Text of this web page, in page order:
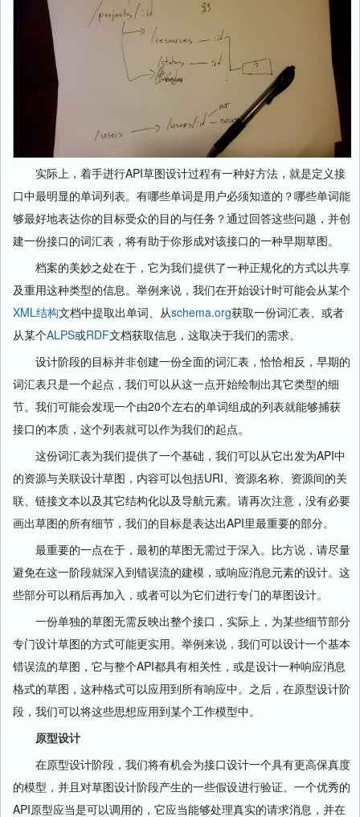
实际上，着手进行API草图设计过程有一种好方法，就是定义接
口中最明显的单词列表。有哪些单词是用户必须知道的？哪些单词能
够最好地表达你的目标受众的目的与任务？通过回答这些问题，并创
建一份接口的词汇表，将有助于你形成对该接口的一种早期草图。
档案的美妙之处在于，它为我们提供了一种正规化的方式以共享
及重用这种类型的信息。举例来说，我们在开始设计时可能会从某个
XML结构文档中提取出单词、从schema.org获取一份词汇表、或者
从某个ALPS或RDF文档获取信息，这取决于我们的需求。
设计阶段的目标并非创建一份全面的词汇表，恰恰相反，早期的
词汇表只是一个起点，我们可以从这一点开始绘制出其它类型的细
节。我们可能会发现一个由20个左右的单词组成的列表就能够捕获
接口的本质，这个列表就可以作为我们的起点。
这份词汇表为我们提供了一个基础，我们可以从它出发为API中
的资源与关联设计草图，内容可以包括URI、资源名称、资源间的关
联、链接文本以及其它结构化以及导航元素。请再次注意，没有必要
画出草图的所有细节，我们的目标是表达出API里最重要的部分。
最重要的一点在于，最初的草图无需过于深入。比方说，请尽量
避免在这一阶段就深入到错误流的建模，或响应消息元素的设计。这
些部分可以稍后再加入，或者可以为它们进行专门的草图设计。
一份单独的草图无需反映出整个接口，实际上，为某些细节部分
专门设计草图的方式可能更实用。举例来说，我们可以设计一个基本
错误流的草图，它与整个API都具有相关性，或是设计一种响应消息
格式的草图，这种格式可以应用到所有响应中。之后，在原型设计阶
段，我们可以将这些思想应用到某个工作模型中。
原型设计
在原型设计阶段，我们将有机会为接口设计一个具有更高保真度
的模型，并且对草图设计阶段产生的一些假设进行验证。一个优秀的
API原型应当是可以调用的，它应当能够处理真实的请求消息，并在